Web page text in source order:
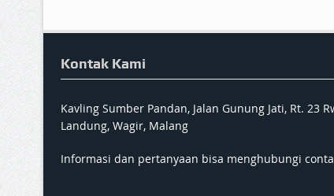
Kontak Kami
Kavling Sumber Pandan, Jalan Gunung Jati, Rt. 23
Landung, Wagir, Malang
Informasi dan pertanyaan bisa menghubungi